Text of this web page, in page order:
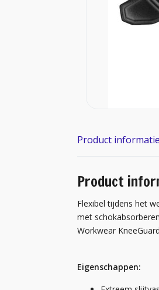
Product informatie
Product
Flexibel tijdens het
met
Workwear
Eigenschappen: